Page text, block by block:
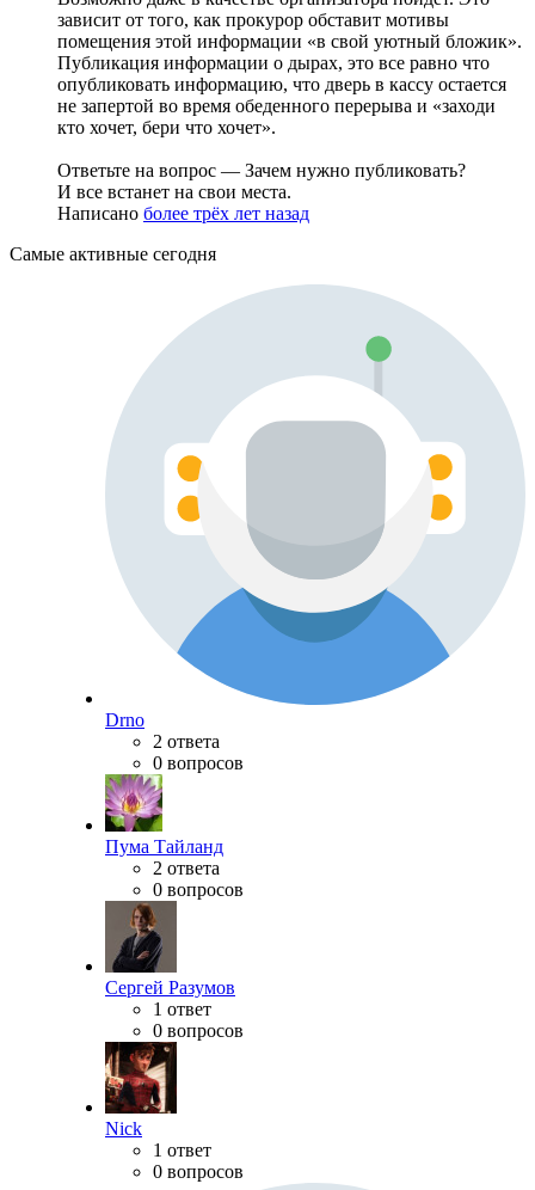
зависит от того, как прокурор обставит мотивы
помещения этой информации «в свой уютный бложик».
Публикация информации о дырах, это все равно что
опубликовать информацию, что дверь в кассу остается
не запертой во время обеденного перерыва и «заходи
кто хочет, бери что хочет».
Ответьте на вопрос — Зачем нужно публиковать?
И все встанет на свои места.
Написано более трёх лет назад
Самые активные сегодня
Drno
2 ответа
0 вопросов
Пума Тайланд
2 ответа
0 вопросов
Сергей Разумов
1 ответ
0 вопросов
Nick
1 ответ
0 вопросов